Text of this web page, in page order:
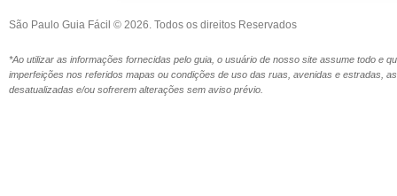
São Paulo Guia Fácil © 2026. Todos os direitos Reservados
*Ao utilizar as informações fornecidas pelo guia, o usuário de nosso site assume todo e
imperfeições nos referidos mapas ou condições de uso das ruas, avenidas e estradas,
desatualizadas e/ou sofrerem alterações sem aviso prévio.